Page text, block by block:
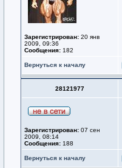
Зарегистрирован: 20 янв
2009, 09:36
Сообщения: 182
Вернуться к началу
28121977
Зарегистрирован: 07 сен
2009, 08:14
Сообщения: 188
Вернуться к началу